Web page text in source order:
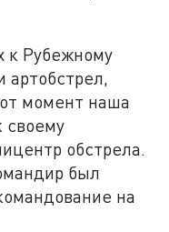
к Рубежному
артобстрел,
момент наша
своему
обстрела.
был
на